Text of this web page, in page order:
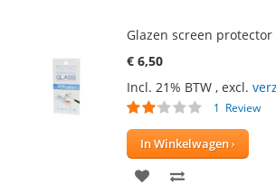
Glazen screen protector
€ 6,50
Incl. 21% BTW , excl.
Waardering:
1 Review
In Winkelwagen
VOEG